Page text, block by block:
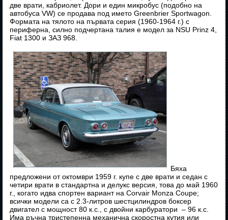
две врати, кабриолет. Дори и един микробус (подобно на
автобуса VW) се продава под името Greenbrier Sportwagon.
Формата на тялото на първата серия (1960-1964 г.) с
периферна, силно подчертана талия е модел за NSU Prinz 4,
Fiat 1300 и ЗАЗ 968.
Бяха
предложени от октомври 1959 г. купе с две врати и седан с
четири врати в стандартна и делукс версия, това до май 1960
г., когато идва спортен вариант на Corvair Monza Coupe;
всички модели са с 2.3-литров шестцилиндров боксер
двигател с мощност 80 к.с., с двойни карбуратори – 96 к.с.
Има ръчна тристепенна механична скоростна кутия или